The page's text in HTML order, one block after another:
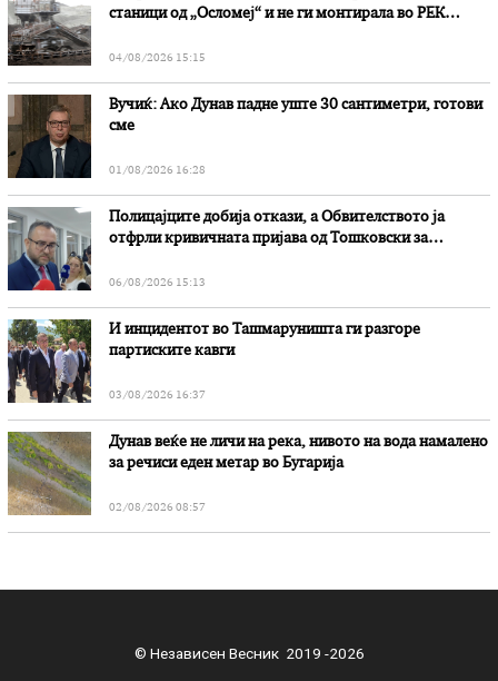
станици од „Осломеј“ и не ги монтирала во РЕК
04/08/2026 15:15
Вучиќ: Ако Дунав падне уште 30 сантиметри, готови
сме
01/08/2026 16:28
Полицајците добија откази, а Обвителството ја
отфрли кривичната пријава од Тошковски за
06/08/2026 15:13
И инцидентот во Ташмаруништa ги разгоре
партиските кавги
03/08/2026 16:37
Дунав веќе не личи на река, нивото на вода намалено
за речиси еден метар во Бугарија
02/08/2026 08:57
© Независен Весник 2019 -2026